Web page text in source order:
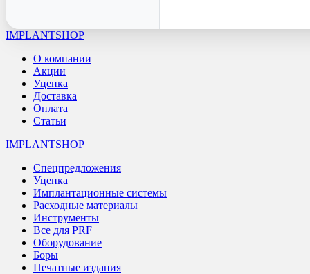
IMPLANTSHOP
О компании
Акции
Уценка
Доставка
Оплата
Статьи
IMPLANTSHOP
Спецпредложения
Уценка
Имплантационные системы
Расходные материалы
Инструменты
Все для PRF
Оборудование
Боры
Печатные издания